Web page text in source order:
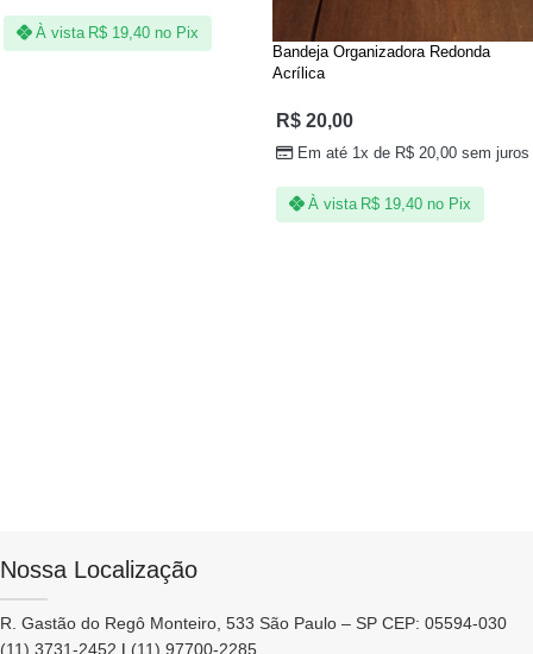
À vista R$ 19,40 no Pix
Bandeja Organizadora Redonda
Acrílica
R$20,00
Em até 1x de R$ 20,00 sem juros
À vista R$ 19,40 no Pix
Nossa Localização
R. Gastão do Regô Monteiro, 533 São Paulo – SP CEP: 05594-030
(11) 3731-2452 | (11) 97700-2285